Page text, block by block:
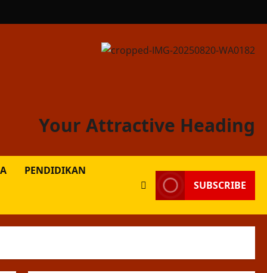
Your Attractive Heading
PENDIDIKAN
SUBSCRIBE